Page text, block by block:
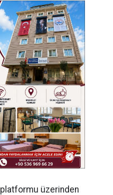
platformu üzerinden